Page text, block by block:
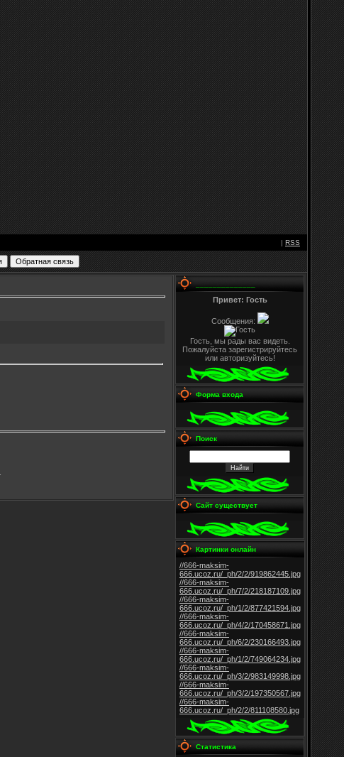
| RSS
Привет: Гость
Сообщения:
Гость, мы рады вас видеть.
Пожалуйста зарегистрируйтесь
или авторизуйтесь!
Форма входа
Поиск
Сайт существует
Картинки онлайн
//666-maksim-
666.ucoz.ru/_ph/2/2/919862445.jpg
//666-maksim-
666.ucoz.ru/_ph/7/2/218187109.jpg
//666-maksim-
666.ucoz.ru/_ph/1/2/877421594.jpg
//666-maksim-
666.ucoz.ru/_ph/4/2/170458671.jpg
//666-maksim-
666.ucoz.ru/_ph/6/2/230166493.jpg
//666-maksim-
666.ucoz.ru/_ph/1/2/749064234.jpg
//666-maksim-
666.ucoz.ru/_ph/3/2/983149998.jpg
//666-maksim-
666.ucoz.ru/_ph/3/2/197350567.jpg
//666-maksim-
666.ucoz.ru/_ph/2/2/811108580.jpg
Статистика